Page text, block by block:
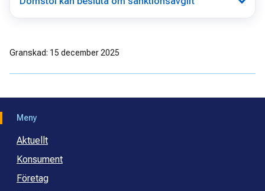
Granskad: 15 december 2025
Meny
Aktuellt
Konsument
Företag